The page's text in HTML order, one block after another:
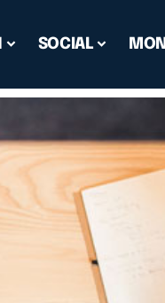
SOCIAL